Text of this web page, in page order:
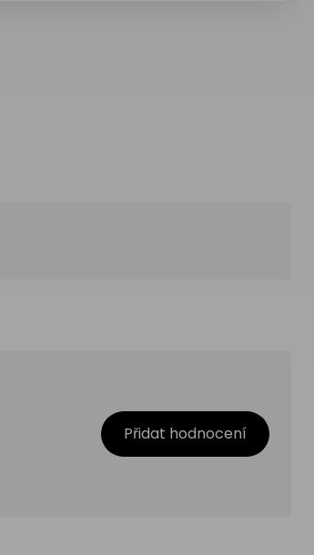
Přidat hodnocení